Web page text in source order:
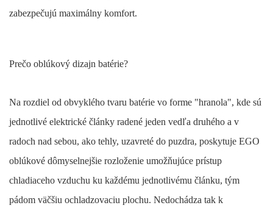
zabezpečujú maximálny komfort.
Prečo oblúkový dizajn batérie?
Na rozdiel od obvyklého tvaru batérie vo forme "hranola", kde sú
jednotlivé elektrické články radené jeden vedľa druhého a v
radoch nad sebou, ako tehly, uzavreté do puzdra, poskytuje EGO
oblúkové dômyselnejšie rozloženie umožňujúce prístup
chladiaceho vzduchu ku každému jednotlivému článku, tým
pádom väčšiu ochladzovaciu plochu. Nedochádza tak k